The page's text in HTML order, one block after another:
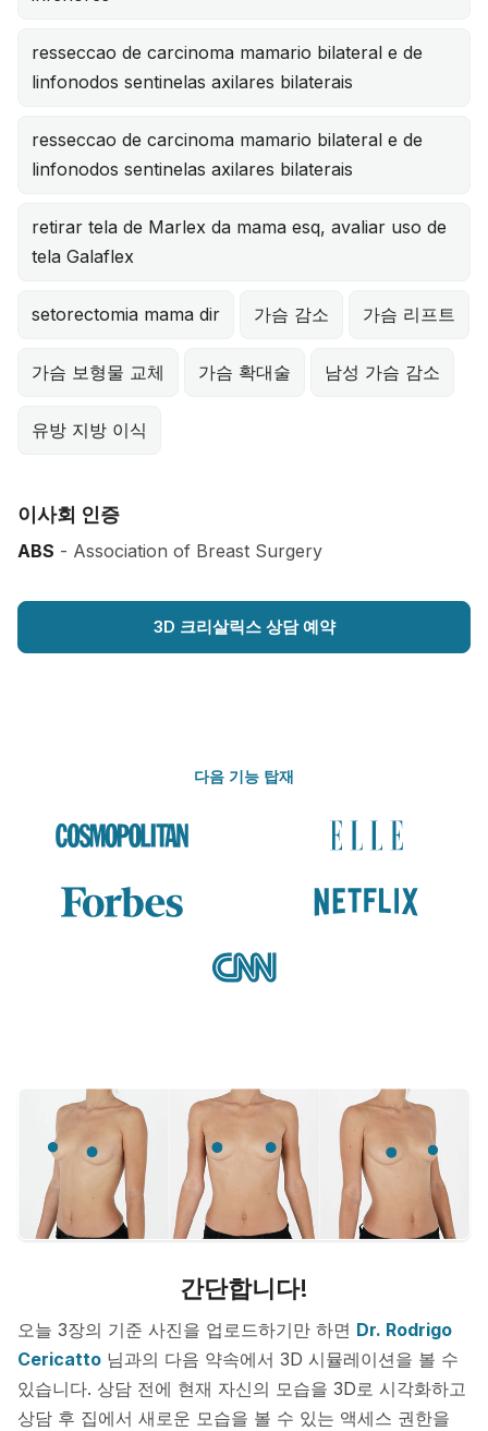
resseccao de carcinoma mamario bilateral e de
linfonodos sentinelas axilares bilaterais
resseccao de carcinoma mamario bilateral e de
linfonodos sentinelas axilares bilaterais
retirar tela de Marlex da mama esq, avaliar uso de
tela Galaflex
setorectomia mama dir 가슴 감소 가슴 리프트
가슴 보형물 교체 가슴 확대술 남성 가슴 감소
유방 지방 이식
이사회 인증
ABS - Association of Breast Surgery
3D 크리살릭스 상담 예약
다음 기능 탑재
간단합니다!
오늘 3장의 기준 사진을 업로드하기만 하면 Dr. Rodrigo
Cericatto 님과의 다음 약속에서 3D 시뮬레이션을 볼 수
있습니다. 상담 전에 현재 자신의 모습을 3D로 시각화하고
상담 후 집에서 새로운 모습을 볼 수 있는 액세스 권한을